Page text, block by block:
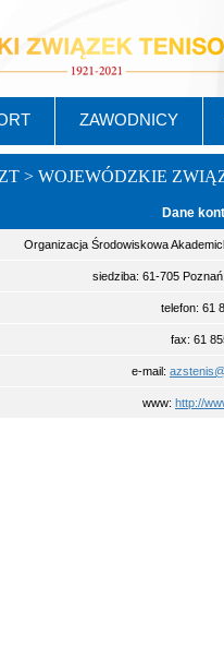
ZAWODNICY
> WOJEWÓDZKIE
Dane
Organizacja Środowiskowa
siedziba: 61-705
telefon: 61
fax: 61
e-mail:
www: http://